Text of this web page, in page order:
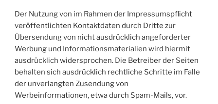
Der Nutzung von im Rahmen der Impressumspflicht
veröffentlichten Kontaktdaten durch Dritte zur
Übersendung von nicht ausdrücklich angeforderter
Werbung und Informationsmaterialien wird hiermit
ausdrücklich widersprochen. Die Betreiber der Seiten
behalten sich ausdrücklich rechtliche Schritte im Falle
der unverlangten Zusendung von
Werbeinformationen, etwa durch Spam-Mails, vor.